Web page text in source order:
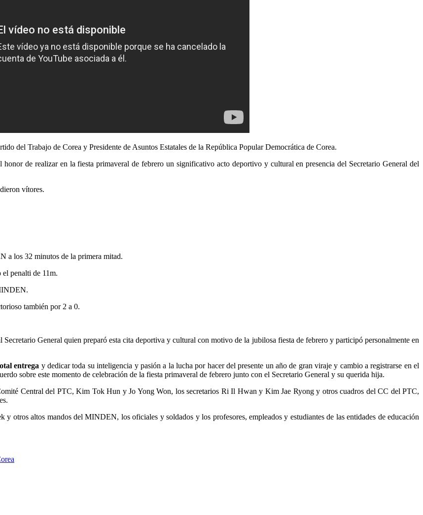
del Trabajo de Corea y Presidente de Asuntos Estatales de la República Popular Democrática de Corea.
de realizar en la fiesta primaveral de febrero un significativo acto deportivo y cultural en presencia del Secretario General del
vítores.
a los 32 minutos de la primera mitad.
penalti de 11m.
también por 2 a 0.
General quien preparó esta cita deportiva y cultural con motivo de la jubilosa fiesta de febrero y participó personalmente en
entrega y dedicar toda su inteligencia y pasión a la lucha por hacer del presente un año de gran viraje y cambio a registrarse en el
sobre este momento de celebración de la fiesta primaveral de febrero junto con el Secretario General y su querida hija.
Central del PTC, Kim Tok Hun y Jo Yong Won, los secretarios Ri Il Hwan y Kim Jae Ryong y otros cuadros del CC del PTC,
otros altos mandos del MINDEN, los oficiales y soldados y los profesores, empleados y estudiantes de las entidades de educación